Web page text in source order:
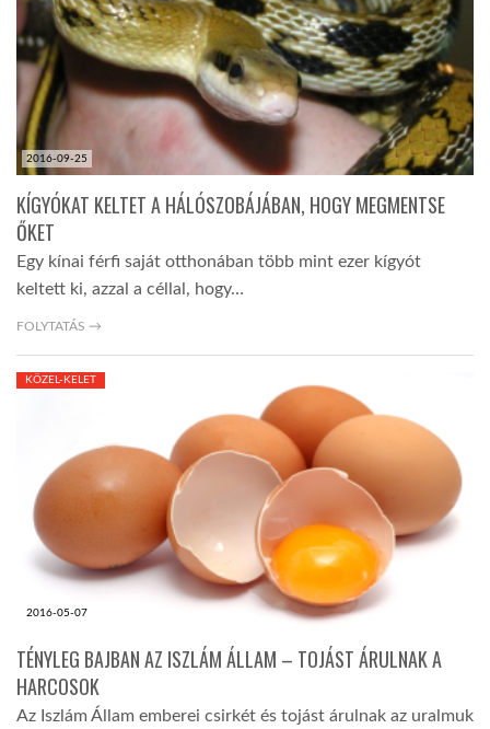
LATIMO.HU
GLOBOBOOK
2016-09-25
KÍGYÓKAT KELTET A HÁLÓSZOBÁJÁBAN, HOGY MEGMENTSE
ŐKET
Egy kínai férfi saját otthonában több mint ezer kígyót
keltett ki, azzal a céllal, hogy…
FOLYTATÁS →
2016-05-07
KÖZEL-KELET
TÉNYLEG BAJBAN AZ ISZLÁM ÁLLAM – TOJÁST ÁRULNAK A
HARCOSOK
Az Iszlám Állam emberei csirkét és tojást árulnak az uralmuk